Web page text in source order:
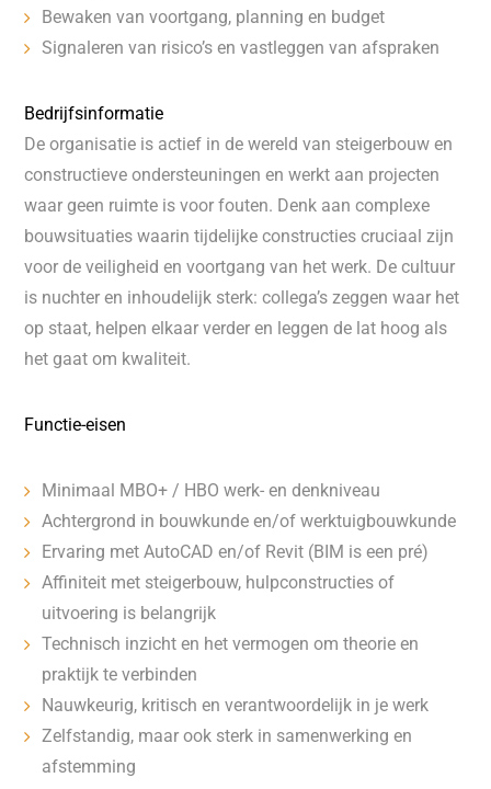
Bewaken van voortgang, planning en budget
Signaleren van risico’s en vastleggen van afspraken
Bedrijfsinformatie
De organisatie is actief in de wereld van steigerbouw en
constructieve ondersteuningen en werkt aan projecten
waar geen ruimte is voor fouten. Denk aan complexe
bouwsituaties waarin tijdelijke constructies cruciaal zijn
voor de veiligheid en voortgang van het werk. De cultuur
is nuchter en inhoudelijk sterk: collega’s zeggen waar het
op staat, helpen elkaar verder en leggen de lat hoog als
het gaat om kwaliteit.
Functie-eisen
Minimaal MBO+ / HBO werk- en denkniveau
Achtergrond in bouwkunde en/of werktuigbouwkunde
Ervaring met AutoCAD en/of Revit (BIM is een pré)
Affiniteit met steigerbouw, hulpconstructies of
uitvoering is belangrijk
Technisch inzicht en het vermogen om theorie en
praktijk te verbinden
Nauwkeurig, kritisch en verantwoordelijk in je werk
Zelfstandig, maar ook sterk in samenwerking en
afstemming